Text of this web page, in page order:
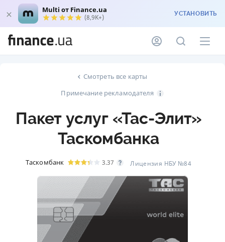
Multi от Finance.ua
(8,9K+) УСТАНОВИТЬ
Смотреть все карты
Примечание рекламодателя
Пакет услуг «Тас-Элит»
Таскомбанка
Таскомбанк 3.37 Лицензия НБУ №84